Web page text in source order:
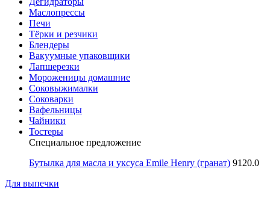
Маслопрессы
Печи
Тёрки и резчики
Блендеры
Вакуумные упаковщики
Лапшерезки
Мороженицы домашние
Соковыжималки
Соковарки
Вафельницы
Чайники
Тостеры
Специальное предложение
Бутылка для масла и уксуса Emile Henry (гранат) 9120.0
Для выпечки